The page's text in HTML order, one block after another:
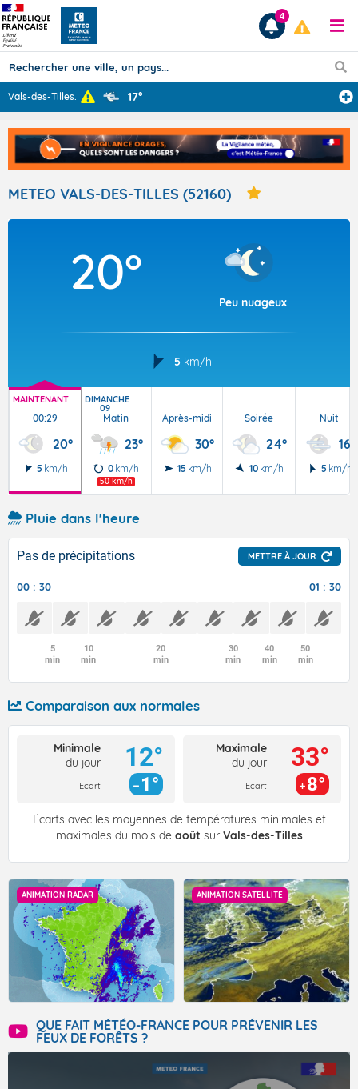
Prévisions
TOUS LES RÉSULTATS
Articles
4
Vals-des-Tilles... 17°
METEO VALS-DES-TILLES (52160)
20°
Peu nuageux
5 km/h
MAINTENANT
00:29
20°
5 km/h
DIMANCHE
09
Matin
23°
0 km/h
50 km/h
Après-midi
30°
15 km/h
Soirée
24°
10 km/h
Nuit
16°
5 km/h
Pluie dans l'heure
Pas de précipitations METTRE À JOUR
00 : 30 01 : 30
5
min
10
min
20
min
30
min
40
min
50
min
Comparaison aux normales
Minimale
du jour
Ecart
12°
1°
Maximale
du jour
Ecart
33°
8°
Écarts avec les moyennes de températures minimales et
maximales du mois de août sur Vals-des-Tilles
ANIMATION RADAR ANIMATION SATELLITE
QUE FAIT MÉTÉO-FRANCE POUR PRÉVENIR LES
FEUX DE FORÊTS ?